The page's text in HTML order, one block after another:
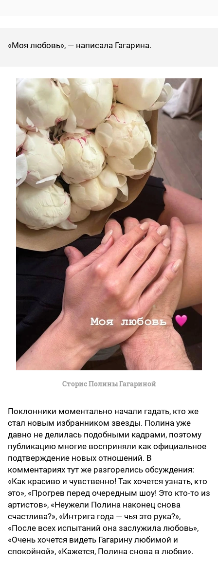
«Моя любовь», — написала Гагарина.
Сторис Полины Гагариной
Поклонники моментально начали гадать, кто же
стал новым избранником звезды. Полина уже
давно не делилась подобными кадрами, поэтому
публикацию многие восприняли как официальное
подтверждение новых отношений. В
комментариях тут же разгорелись обсуждения:
«Как красиво и чувственно! Так хочется узнать, кто
это», «Прогрев перед очередным шоу! Это кто-то из
артистов», «Неужели Полина наконец снова
счастлива?», «Интрига года — чья это рука?»,
«После всех испытаний она заслужила любовь»,
«Очень хочется видеть Гагарину любимой и
спокойной», «Кажется, Полина снова в любви».